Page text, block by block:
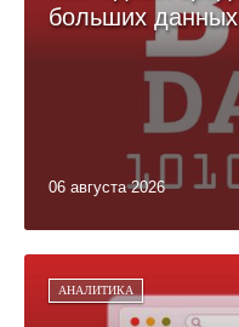
больших данных
06 августа 2026
АНАЛИТИКА